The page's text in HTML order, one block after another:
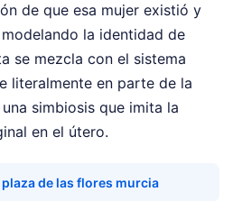
de que esa mujer existió y
la identidad de
se mezcla con el sistema
literalmente en parte de la
simbiosis que imita la
en el útero.
plaza de las flores murcia